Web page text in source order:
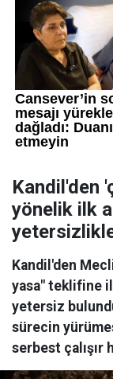
Kandil'den
yönelik ilk
Kandil'den
yasa" teklifine
yetersiz
sürecin
serbest çalışır